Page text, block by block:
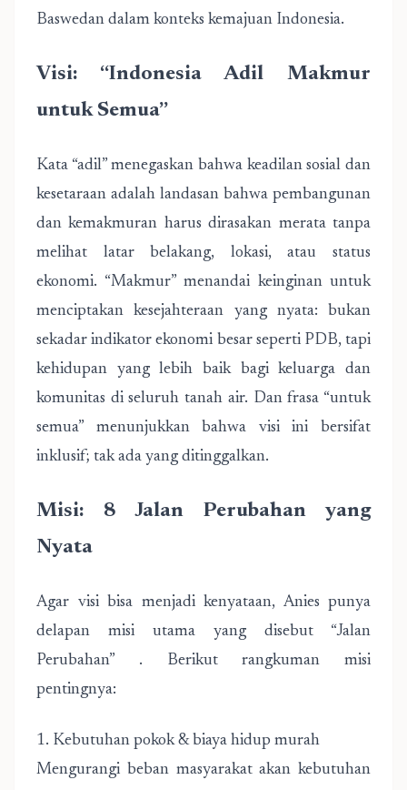
Baswedan dalam konteks kemajuan Indonesia.
Visi: “Indonesia Adil Makmur
untuk Semua”
Kata “adil” menegaskan bahwa keadilan sosial dan
kesetaraan adalah landasan bahwa pembangunan
dan kemakmuran harus dirasakan merata tanpa
melihat latar belakang, lokasi, atau status
ekonomi. “Makmur” menandai keinginan untuk
menciptakan kesejahteraan yang nyata: bukan
sekadar indikator ekonomi besar seperti PDB, tapi
kehidupan yang lebih baik bagi keluarga dan
komunitas di seluruh tanah air. Dan frasa “untuk
semua” menunjukkan bahwa visi ini bersifat
inklusif; tak ada yang ditinggalkan.
Misi: 8 Jalan Perubahan yang
Nyata
Agar visi bisa menjadi kenyataan, Anies punya
delapan misi utama yang disebut “Jalan
Perubahan” . Berikut rangkuman misi
pentingnya:
1. Kebutuhan pokok & biaya hidup murah
Mengurangi beban masyarakat akan kebutuhan